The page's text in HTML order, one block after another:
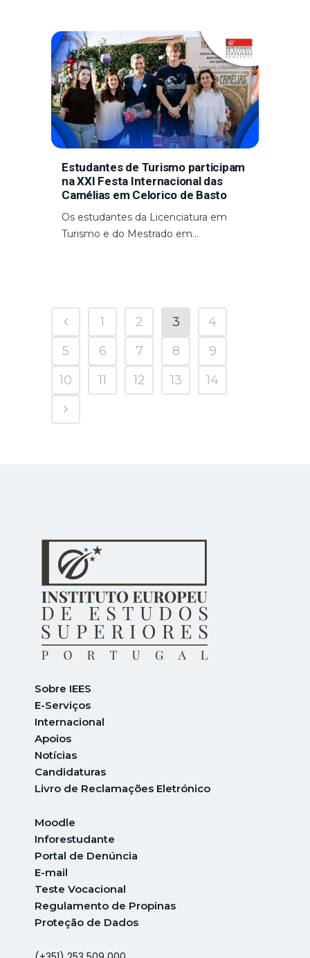
Estudantes de Turismo participam
na XXI Festa Internacional das
Camélias em Celorico de Basto
Os estudantes da Licenciatura em
Turismo e do Mestrado em...
1 2 3
4
5
6 7 8
9
10
11 12 13 14
Sobre IEES
E-Serviços
Internacional
Apoios
Notícias
Candidaturas
Livro de Reclamações Eletrónico
Moodle
Inforestudante
Portal de Denúncia
E-mail
Teste Vocacional
Regulamento de Propinas
Proteção de Dados